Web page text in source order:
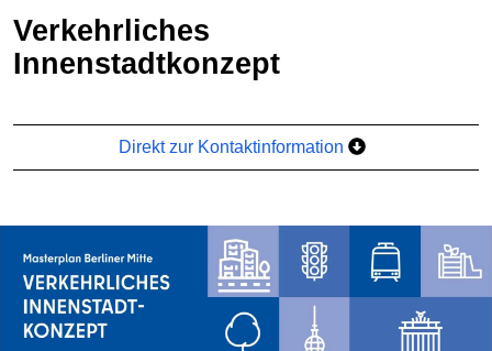
Verkehrliches
Innenstadtkonzept
Direkt zur Kontaktinformation